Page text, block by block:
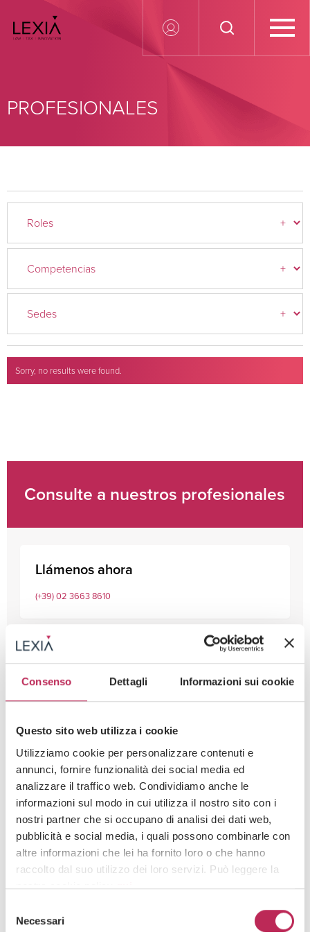
Consenso Dettagli Informazioni sui cookie
Questo sito web utilizza i cookie
Utilizziamo cookie per personalizzare contenuti e
annunci, fornire funzionalità dei social media ed
analizzare il traffico web. Condividiamo anche le
informazioni sul modo in cui utilizza il nostro sito con i
nostri partner che si occupano di analisi dei dati web,
pubblicità e social media, i quali possono combinarle con
altre informazioni che lei ha fornito loro o che hanno
raccolto dal suo utilizzo dei loro servizi. Può leggere la
nostra cookie policyqui.
Attenzione: chiudendo questo banner, cliccando in
delNecessari
PROFESIONALES
Sorry, no results were found.
Consulte a nuestros profesionales
Llámenos ahora
(+39) 02 3663 8610
Enviar una solicitud
Escríbenos
Competencias
GOVERNANCE & RESPONSIBILITY
EXPERTISE
INNOVATION